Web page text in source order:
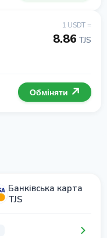
1 USDT =
8.86 TJS
Обміняти
Банківська карта
TJS